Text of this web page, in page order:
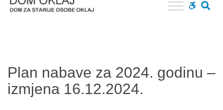
WCAG
Plan nabave za 2024. godinu –
izmjena 16.12.2024.